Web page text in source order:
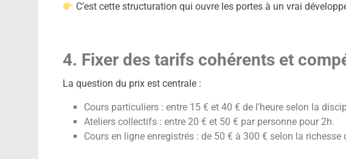
C’est cette structuration qui ouvre les portes à un vrai
4. Fixer des tarifs cohérents et
La question du prix est centrale :
Cours particuliers : entre 15 € et 40 € de l’heure selon la
Ateliers collectifs : entre 20 € et 50 € par personne pour 2h.
Cours en ligne enregistrés : de 50 € à 300 € selon la richesse